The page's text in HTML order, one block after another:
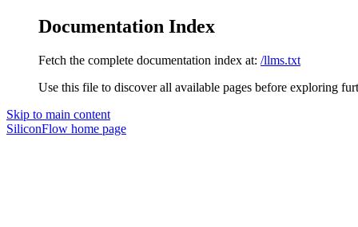
Documentation Index
Fetch the complete documentation index at: /llms.txt
Use this file to discover all available pages before exploring
Skip to main content
SiliconFlow home page